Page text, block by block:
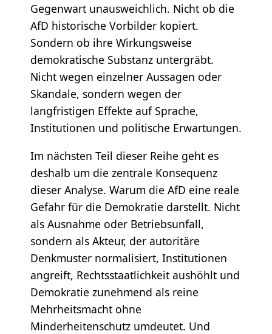
Gegenwart unausweichlich. Nicht ob die
AfD historische Vorbilder kopiert.
Sondern ob ihre Wirkungsweise
demokratische Substanz untergräbt.
Nicht wegen einzelner Aussagen oder
Skandale, sondern wegen der
langfristigen Effekte auf Sprache,
Institutionen und politische Erwartungen.
Im nächsten Teil dieser Reihe geht es
deshalb um die zentrale Konsequenz
dieser Analyse. Warum die AfD eine reale
Gefahr für die Demokratie darstellt. Nicht
als Ausnahme oder Betriebsunfall,
sondern als Akteur, der autoritäre
Denkmuster normalisiert, Institutionen
angreift, Rechtsstaatlichkeit aushöhlt und
Demokratie zunehmend als reine
Mehrheitsmacht ohne
Minderheitenschutz umdeutet. Und